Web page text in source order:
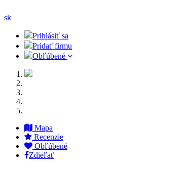
sk
Prihlásiť sa
Pridať firmu
Obľúbené
Mapa
Recenzie
Obľúbené
Zdieľať